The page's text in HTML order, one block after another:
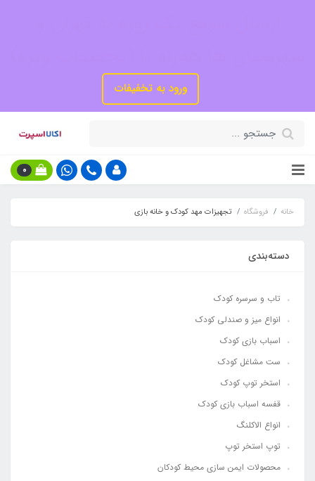
ورود به تخفیفات
0
خانه فروشگاه تجهیزات مهد کودک و خانه بازی
دسته‌بندی
تاب و سرسره کودک
انواع میز و صندلی کودک
اسباب بازی کودک
ست مشاغل کودک
استخر توپ کودک
قفسه اسباب بازی کودک
انواع الاکلنگ
توپ استخر توپ
محصولات ایمن سازی محیط کودکان